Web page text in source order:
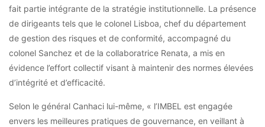
fait partie intégrante de la stratégie institutionnelle. La présence
de dirigeants tels que le colonel Lisboa, chef du département
de gestion des risques et de conformité, accompagné du
colonel Sanchez et de la collaboratrice Renata, a mis en
évidence l’effort collectif visant à maintenir des normes élevées
d’intégrité et d’efficacité.
Selon le général Canhaci lui-même, « l’IMBEL est engagée
envers les meilleures pratiques de gouvernance, en veillant à